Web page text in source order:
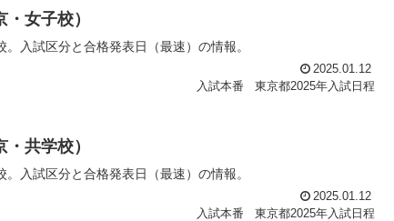
女子校）
入試区分と合格発表日（最速）の情報。
2025.01.12
入試本番
東京都2025年入試日程
共学校）
入試区分と合格発表日（最速）の情報。
2025.01.12
入試本番
東京都2025年入試日程